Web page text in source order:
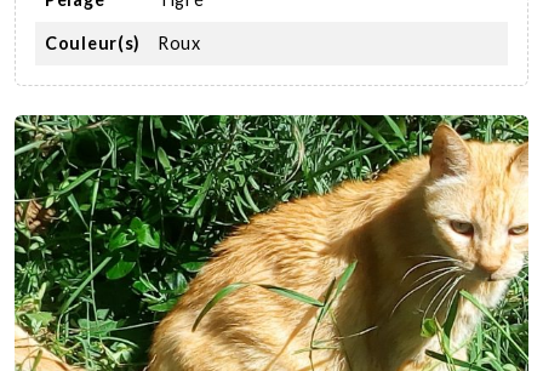
Couleur(s) Roux